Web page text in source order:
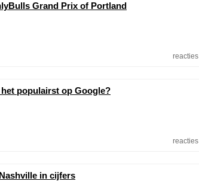
Grand Prix of Portland
populairst op Google?
in cijfers